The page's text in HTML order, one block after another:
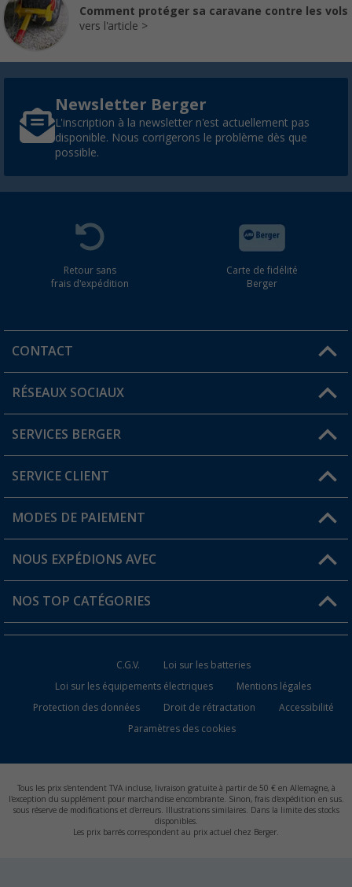
Comment protéger sa caravane contre les vols
vers l'article
Newsletter Berger
L'inscription à la newsletter n'est actuellement pas
disponible. Nous corrigerons le problème dès que
possible.
Retour sans
frais d'expédition
Carte de fidélité
Berger
CONTACT
Une question ?
Trouver une magasin
RÉSEAUX SOCIAUX
SERVICES BERGER
Devenir revendeur
Mon compte
Carte de fidélité Berger
SERVICE CLIENT
FAQ et contact
Informations sur l'expédition
Statut de la commande
MODES DE PAIEMENT
NOUS EXPÉDIONS AVEC
NOS TOP CATÉGORIES
Accessoires de cuisine de camping
Meubles de camping
C.G.V.
Loi sur les batteries
Loi sur les équipements électriques
Mentions légales
Protection des données
Droit de rétractation
Accessibilité
Paramètres des cookies
Tous les prix s'entendent TVA incluse, livraison gratuite à partir de 50 € en Allemagne, à
l'exception du supplément pour marchandise encombrante. Sinon, frais d'expédition en sus.
sous réserve de modifications et d'erreurs. Illustrations similaires. Dans la limite des stocks
disponibles.
Les prix barrés correspondent au prix actuel chez Berger.